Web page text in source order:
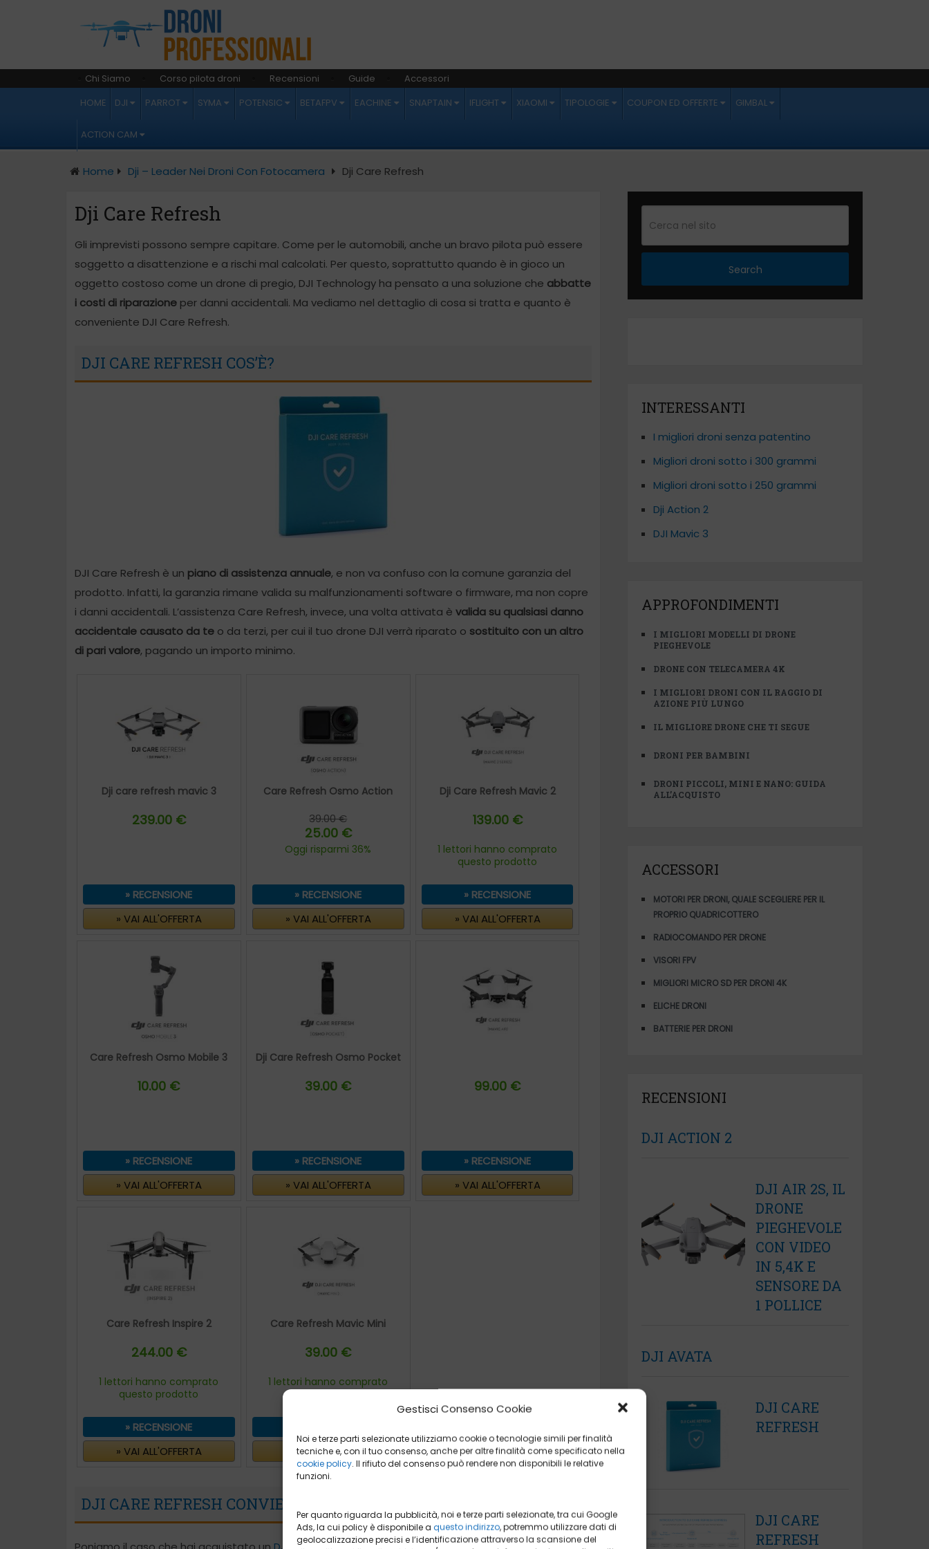
Gestisci Consenso Cookie
Noi e terze parti selezionate utilizziamo cookie o tecnologie simili per finalità
tecniche e, con il tuo consenso, anche per altre finalità come specificato nella
cookie policy. Il rifiuto del consenso può rendere non disponibili le relative
funzioni.
Per quanto riguarda la pubblicità, noi e terze parti selezionate, tra cui Google
Ads, la cui policy è disponibile a questo indirizzo, potremmo utilizzare dati di
geolocalizzazione precisi e l’identificazione attraverso la scansione del
Chi Siamo Corso pilota droni Recensioni Guide
Accessori
HOME
DJI PARROT SYMA POTENSIC BETAFPV EACHINE SNAPTAIN IFLIGHT XIAOMI TIPOLOGIE COUPON ED OFFERTE GIMBAL
ACTION CAM
Home Dji – Leader Nei Droni Con Fotocamera Dji Care Refresh
Dji Care Refresh
Gli imprevisti possono sempre capitare. Come per le automobili, anche un bravo pilota può essere
soggetto a disattenzione e a rischi mal calcolati. Per questo, soprattutto quando è in gioco un
oggetto costoso come un drone di pregio, DJI Technology ha pensato a una soluzione che abbatte
i costi di riparazioneper danni accidentali. Ma vediamo nel dettaglio di cosa si tratta e quanto è
conveniente DJI Care Refresh.
DJI CARE REFRESH COS’È?
DJI Care Refresh è un piano di assistenza annuale, e non va confuso con la comune garanzia del
prodotto. Infatti, la garanzia rimane valida su malfunzionamenti software o firmware, ma non copre
i danni accidentali. L’assistenza Care Refresh, invece, una volta attivata è valida su qualsiasi danno
accidentale causato da teo da terzi, per cui il tuo drone DJI verrà riparato o sostituito con un altro
di pari valore, pagando un importo minimo.
Dji care refresh mavic 3
239.00 €
» RECENSIONE
» VAI ALL'OFFERTA
Care Refresh Osmo Action
39.00 €
25.00 €
Oggi risparmi 36%
» RECENSIONE
» VAI ALL'OFFERTA
Dji Care Refresh Mavic 2
139.00 €
1 lettori hanno comprato
questo prodotto
» RECENSIONE
» VAI ALL'OFFERTA
Care Refresh Osmo Mobile 3
10.00 €
» RECENSIONE
» VAI ALL'OFFERTA
Dji Care Refresh Osmo Pocket
39.00 €
» RECENSIONE
» VAI ALL'OFFERTA
99.00 €
» RECENSIONE
» VAI ALL'OFFERTA
Care Refresh Inspire 2
244.00 €
1 lettori hanno comprato
questo prodotto
» RECENSIONE
» VAI ALL'OFFERTA
Care Refresh Mavic Mini
39.00 €
1 lettori hanno comprato
questo prodotto
» VAI ALL'OFFERTA
DJI CARE REFRESH CONVIENE FARLA?
Search
INTERESSANTI
I migliori droni senza patentino
Migliori droni sotto i 300 grammi
Migliori droni sotto i 250 grammi
Dji Action 2
DJI Mavic 3
APPROFONDIMENTI
I MIGLIORI MODELLI DI DRONE
PIEGHEVOLE
DRONE CON TELECAMERA 4K
I MIGLIORI DRONI CON IL RAGGIO DI
AZIONE PIÙ LUNGO
IL MIGLIORE DRONE CHE TI SEGUE
DRONI PER BAMBINI
DRONI PICCOLI, MINI E NANO: GUIDA
ALL’ACQUISTO
ACCESSORI
MOTORI PER DRONI, QUALE SCEGLIERE PER IL
PROPRIO QUADRICOTTERO
RADIOCOMANDO PER DRONE
VISORI FPV
MIGLIORI MICRO SD PER DRONI 4K
ELICHE DRONI
BATTERIE PER DRONI
RECENSIONI
DJI ACTION 2
DJI AIR 2S, IL
DRONE
PIEGHEVOLE
CON VIDEO
IN 5,4K E
SENSORE DA
1 POLLICE
DJI AVATA
DJI CARE
REFRESH
DJI CARE
REFRESH